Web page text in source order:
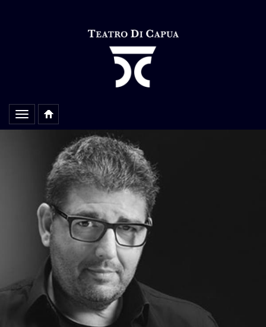
Alterar
navegação